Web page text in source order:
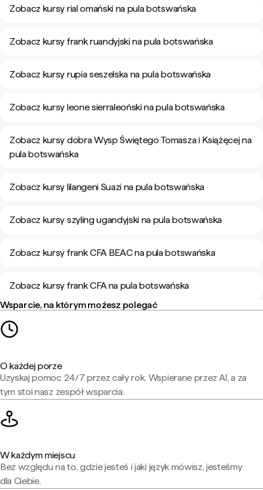
Zobacz kursy rial omański na pula botswańska
Zobacz kursy frank ruandyjski na pula botswańska
Zobacz kursy rupia seszelska na pula botswańska
Zobacz kursy leone sierraleoński na pula botswańska
Zobacz kursy dobra Wysp Świętego Tomasza i Książęcej na
pula botswańska
Zobacz kursy lilangeni Suazi na pula botswańska
Zobacz kursy szyling ugandyjski na pula botswańska
Zobacz kursy frank CFA BEAC na pula botswańska
Zobacz kursy frank CFA na pula botswańska
Wsparcie, na którym możesz polegać
O każdej porze
Uzyskaj pomoc 24/7 przez cały rok. Wspierane przez AI, a za
tym stoi nasz zespół wsparcia.
W każdym miejscu
Bez względu na to, gdzie jesteś i jaki język mówisz, jesteśmy
dla Ciebie.